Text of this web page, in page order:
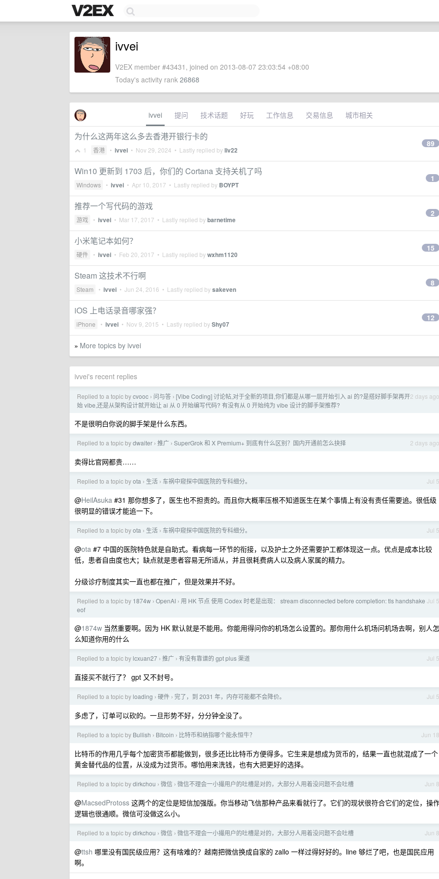
ivvei
V2EX member #43431, joined on 2013-08-07 23:03:54 +08:00
Today's activity rank 26868
ivvei 提问 技术话题 好玩 工作信息 交易信息 城市相关
为什么这两年这么多去香港开银行卡的
1 香港 • ivvei • Nov 29, 2024 • Lastly replied byliv22
89
Win10 更新到 1703 后，你们的 Cortana 支持关机了吗
Windows • ivvei • Apr 10, 2017 • Lastly replied by BOYPT
1
推荐一个写代码的游戏
游戏 • ivvei • Mar 17, 2017 • Lastly replied bybarnetime
2
小米笔记本如何？
硬件 • ivvei • Feb 20, 2017 • Lastly replied bywxhm1120
15
Steam 这技术不行啊
Steam • ivvei • Jun 24, 2016 • Lastly replied bysakeven
8
iOS 上电话录音哪家强？
iPhone • ivvei • Nov 9, 2015 • Lastly replied byShy07
12
» More topics by ivvei
ivvei's recent replies
2 days ago
Replied to a topic bycvooc › 问与答 › [Vibe Coding] 讨论帖,对于全新的项目,你们都是从哪一层开始引入 ai 的?是搭好脚手架再开
始 vibe,还是从架构设计就开始让 ai 从 0 开始编写代码? 有没有从 0 开始纯为 vibe 设计的脚手架推荐?
不是很明白你说的脚手架是什么东西。
2 days ago
Replied to a topic bydwaiter › 推广 › SuperGrok 和 X Premium+ 到底有什么区别？国内开通前怎么抉择
卖得比官网都贵……
Jul 5
Replied to a topic byota › 生活 › 车祸中窥探中国医院的专科细分。
@HeilAsuka #31 那你想多了，医生也不担责的。而且你大概率压根不知道医生在某个事情上有没有责任需要追。很低级
很明显的错误才能追一下。
Jul 5
Replied to a topic byota › 生活 › 车祸中窥探中国医院的专科细分。
@ota #7 中国的医院特色就是自助式。看病每一环节的衔接，以及护士之外还需要护工都体现这一点。优点是成本比较
低，患者自由度也大；缺点就是患者容易无所适从，并且很耗费病人以及病人家属的精力。
分级诊疗制度其实一直也都在推广，但是效果并不好。
Jul 5
Replied to a topic by 1874w › OpenAI › 用 HK 节点 使用 Codex 时老是出现： stream disconnected before completion: tls handshake
eof
@1874w 当然重要啊。因为 HK 默认就是不能用。你能用得问你的机场怎么设置的。那你用什么机场问机场去啊，别人怎
么知道你用的什么
Jul 5
Replied to a topic by lcxuan27 › 推广 › 有没有靠谱的 gpt plus 渠道
直接买不就行了？ gpt 又不封号。
Jul 5
Replied to a topic by loading › 硬件 › 完了，到 2031 年，内存可能都不会降价。
多虑了，订单可以砍的。一旦形势不好，分分钟全没了。
Jun 18
Replied to a topic by Bullish › Bitcoin › 比特币和纳指哪个能永恒牛？
比特币的作用几乎每个加密货币都能做到，很多还比比特币方便得多。它生来是想成为货币的，结果一直也就混成了一个
黄金替代品的位置，从没成为过货币。哪怕用来洗钱，也有大把更好的选择。
Jun 8
Replied to a topic bydirkchou › 微信 › 微信不理会一小撮用户的吐槽是对的，大部分人用着没问题不会吐槽
@MacsedProtoss 这两个的定位是短信加强版。你当移动飞信那种产品来看就行了。它们的现状很符合它们的定位，操
逻辑也很通顺。微信可没做这么小。
Jun 8
Replied to a topic bydirkchou › 微信 › 微信不理会一小撮用户的吐槽是对的，大部分人用着没问题不会吐槽
@ttsh 哪里没有国民级应用？这有啥难的？越南把微信换成自家的 zallo 一样过得好好的。line 够烂了吧，也是国民应用
啊。